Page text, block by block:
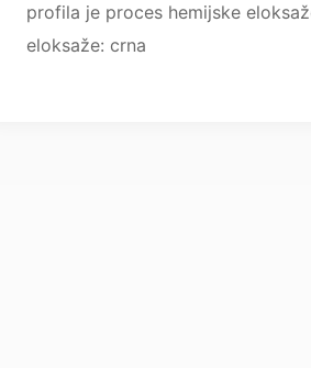
profila je proces hemijske
eloksaže: crna